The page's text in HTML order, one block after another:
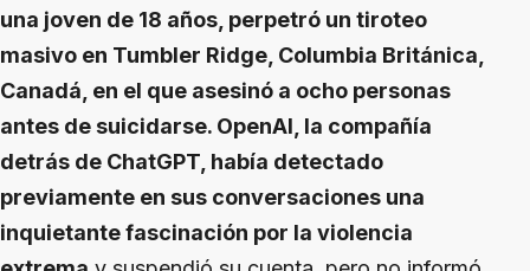
una joven de 18 años, perpetró un tiroteo
masivo en Tumbler Ridge, Columbia Británica,
Canadá, en el que asesinó a ocho personas
antes de suicidarse. OpenAI, la compañía
detrás de ChatGPT, había detectado
previamente en sus conversaciones una
inquietante fascinación por la violencia